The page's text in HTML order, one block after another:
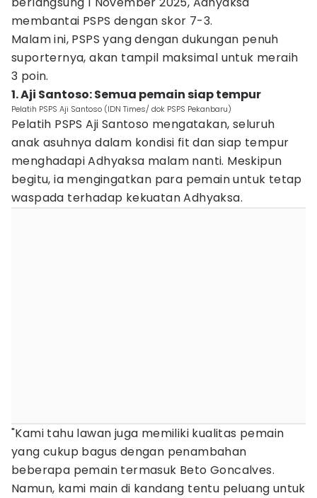
membantai PSPS dengan skor 7-3.
Malam ini, PSPS yang dengan dukungan penuh
suporternya, akan tampil maksimal untuk meraih
3 poin.
1. Aji Santoso: Semua pemain siap tempur
Pelatih PSPS Aji Santoso (IDN Times/ dok PSPS Pekanbaru)
Pelatih PSPS Aji Santoso mengatakan, seluruh
anak asuhnya dalam kondisi fit dan siap tempur
menghadapi Adhyaksa malam nanti. Meskipun
begitu, ia mengingatkan para pemain untuk tetap
waspada terhadap kekuatan Adhyaksa.
"Kami tahu lawan juga memiliki kualitas pemain
yang cukup bagus dengan penambahan
beberapa pemain termasuk Beto Goncalves.
Namun, kami main di kandang tentu peluang untuk